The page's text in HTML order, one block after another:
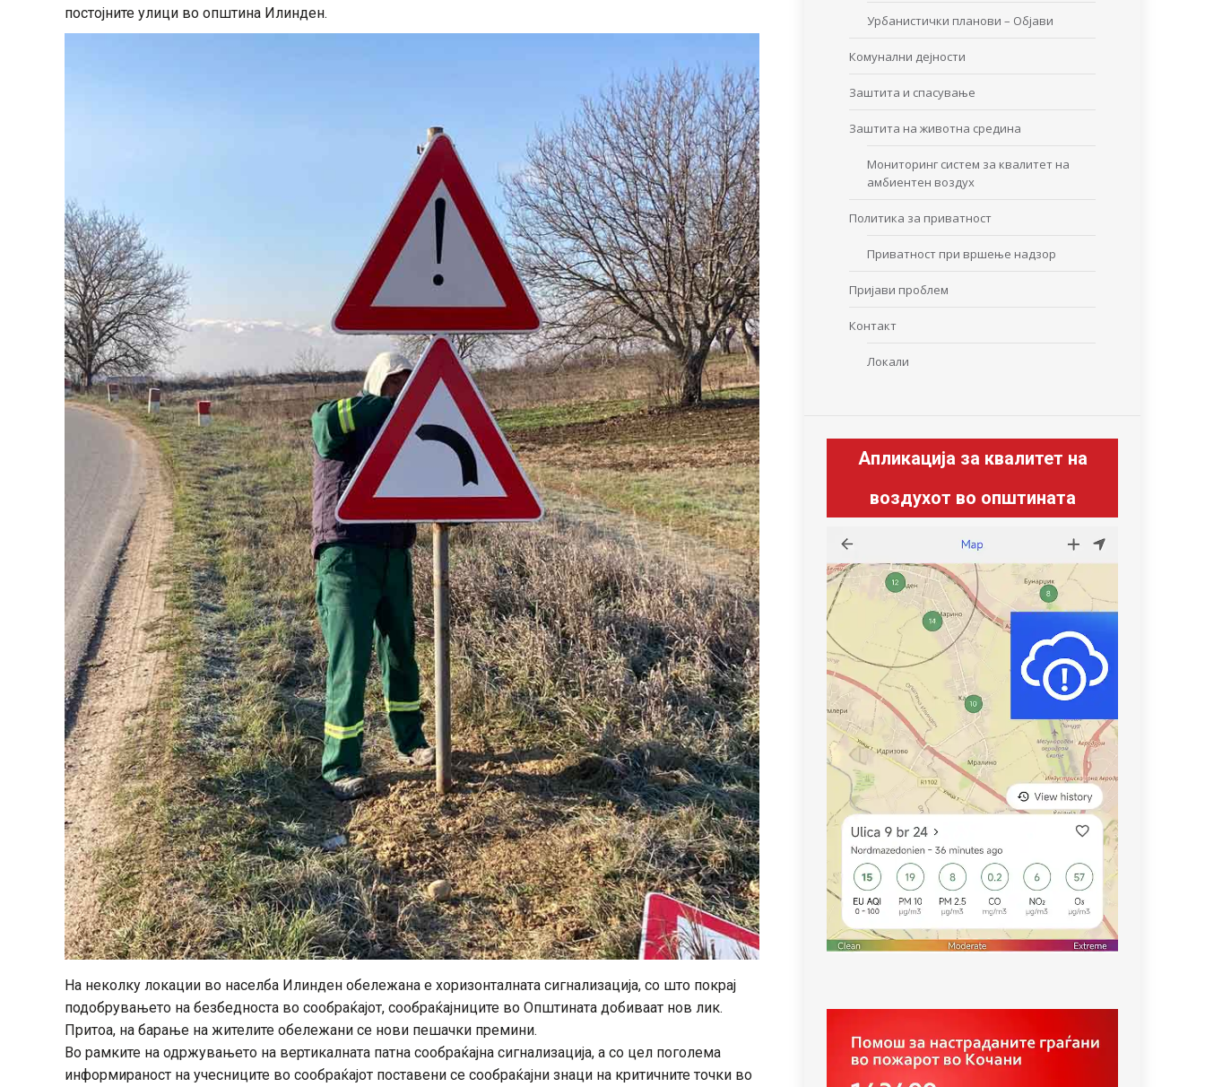
постојните улици во општина Илинден.
На неколку локации во населба Илинден обележана е хоризонталната сигнализација, со што покрај
подобрувањето на безбедноста во сообраќајот, сообраќајниците во Општината добиваат нов лик.
Притоа, на барање на жителите обележани се нови пешачки премини.
Во рамките на одржувањето на вертикалната патна сообраќајна сигнализација, а со цел поголема
информираност на учесниците во сообраќајот поставени се сообраќајни знаци на критичните точки во
Урбанистички планови – Објави
Комунални дејности
Заштита и спасување
Заштита на животна средина
Мониторинг систем за квалитет на
амбиентен воздух
Политика за приватност
Приватност при вршење надзор
Пријави проблем
Контакт
Локали
Апликација за квалитет на
воздухот во општината